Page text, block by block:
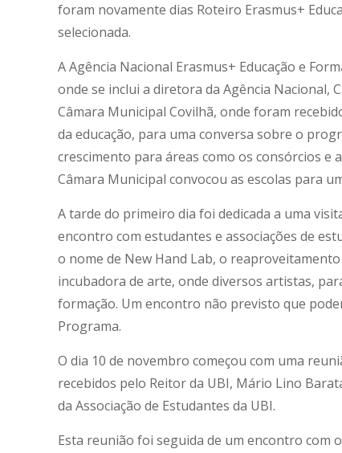
foram novamente dias Roteiro Erasmus+
selecionada.
A Agência Nacional Erasmus+ Educação e
onde se inclui a diretora da Agência Nacional,
Câmara Municipal Covilhã, onde foram
da educação, para uma conversa sobre o
crescimento para áreas como os consórcios e
Câmara Municipal convocou as escolas para
A tarde do primeiro dia foi dedicada a uma
encontro com estudantes e associações de
o nome de New Hand Lab, o
incubadora de arte, onde diversos artistas,
formação. Um encontro não previsto que
Programa.
O dia 10 de novembro começou com uma
recebidos pelo Reitor da UBI, Mário Lino
da Associação de Estudantes da UBI.
Esta reunião foi seguida de um encontro com